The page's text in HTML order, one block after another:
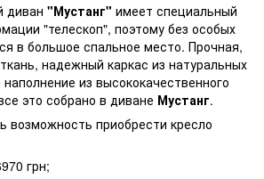
диван "Мустанг" имеет специальный
"телескоп", поэтому без особых
в большое спальное место. Прочная,
надежный каркас из натуральных
из высококачественного
это собрано в диване Мустанг.
возможность приобрести кресло
грн;